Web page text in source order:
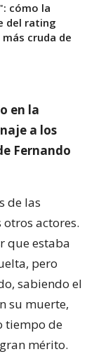
cómo la
del rating
cruda de
en la
a los
Fernando
de las
otros actores.
que estaba
pero
sabiendo el
su muerte,
tiempo de
mérito.